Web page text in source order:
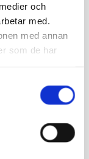
och
med.
med annan
som de har
Fiskarsvägen
är gräsbevuxen.
en invasiv
mångfald
skolelever.